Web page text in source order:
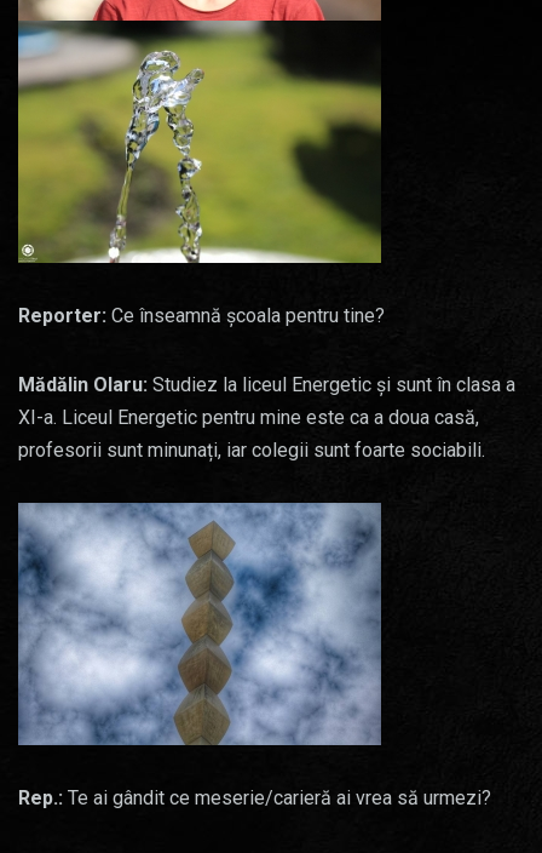
Reporter: Ce înseamnă școala pentru tine?
Mădălin Olaru: Studiez la liceul Energetic și sunt în clasa a
XI-a. Liceul Energetic pentru mine este ca a doua casă,
profesorii sunt minunați, iar colegii sunt foarte sociabili.
Rep.: Te ai gândit ce meserie/carieră ai vrea să urmezi?